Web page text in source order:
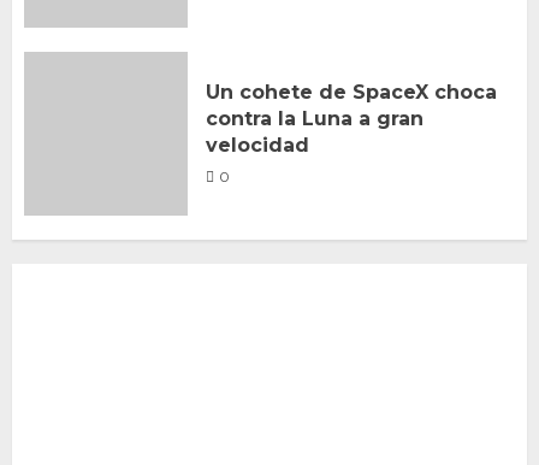
Un cohete de SpaceX choca
contra la Luna a gran
velocidad
0